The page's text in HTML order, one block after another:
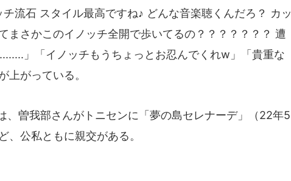
流石 スタイル最高ですね♪ どんな音楽聴くんだろ？ カッ
まさかこのイノッチ全開で歩いてるの？？？？？？？ 遭
」「イノッチもうちょっとお忍んでくれw」「貴重な
上がっている。
、曽我部さんがトニセンに「夢の島セレナーデ」（22年5
、公私ともに親交がある。